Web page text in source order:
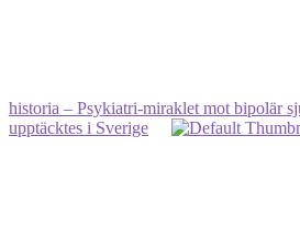
historia ‒ Psykiatri-miraklet mot bipolär
upptäcktes i Sverige